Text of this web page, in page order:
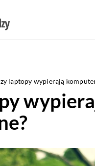
laptopy wypierają